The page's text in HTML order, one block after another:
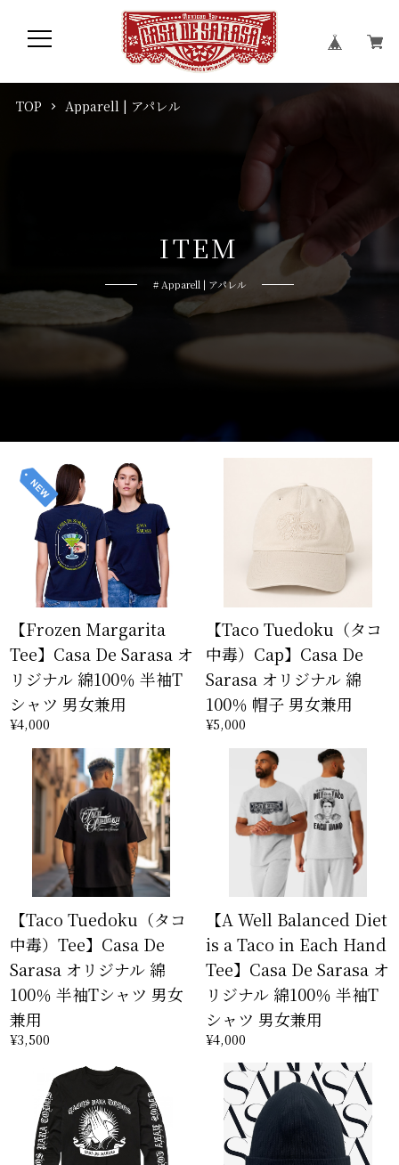
ITEM
# Apparell | アパレル
TOP Apparell | アパレル
【Frozen Margarita
Tee】Casa De Sarasa オ
リジナル 綿100％ 半袖T
シャツ 男女兼用
¥4,000
【Taco Tuedoku（タコ
中毒）Cap】Casa De
Sarasa オリジナル 綿
100％ 帽子 男女兼用
¥5,000
【Taco Tuedoku（タコ
中毒）Tee】Casa De
Sarasa オリジナル 綿
100％ 半袖Tシャツ 男女
兼用
¥3,500
【A Well Balanced Diet
is a Taco in Each Hand
Tee】Casa De Sarasa オ
リジナル 綿100％ 半袖T
シャツ 男女兼用
¥4,000